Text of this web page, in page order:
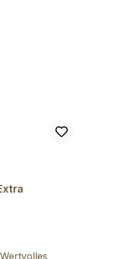
von 5 von 5 Sternen